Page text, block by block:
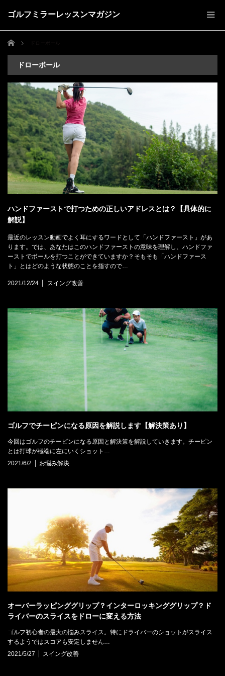
ゴルフミラーレッスンマガジン
ホーム
ドローボール
ハンドファーストで打つための正しいアドレスとは？【具体的に
解説】
最近のレッスン動画でよく耳にするワードとして「ハンドファースト」があ
ります。では、あなたはこのハンドファーストの意味を理解し、ハンドファ
ーストでボールを打つことができていますか？そもそも「ハンドファース
ト」とはどのような状態のことを指すので…
2021/12/24 スイング改善
ゴルフでチーピンになる原因を解説します【解決策あり】
今回はゴルフのチーピンになる原因と解決策を解説していきます。チーピン
とは打球が極端に左にいくショット…
2021/6/2
お悩み解決
オーバーラッピンググリップ？インターロッキンググリップ？ド
ライバーのスライスをドローに変える方法
ゴルフ初心者の最大の悩みスライス。特にドライバーのショットがスライス
するようではスコアも安定しません…
2021/5/27
スイング改善